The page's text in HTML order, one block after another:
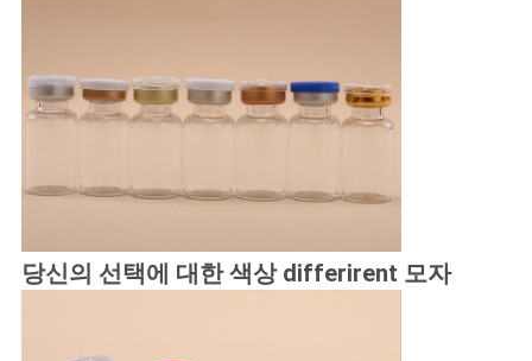
당신의 선택에 대한 색상 differirent 모자